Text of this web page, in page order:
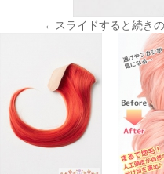
←スライドすると続き